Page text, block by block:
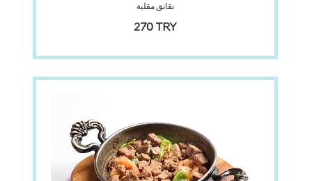
نقانق مقلية
‏270 TRY